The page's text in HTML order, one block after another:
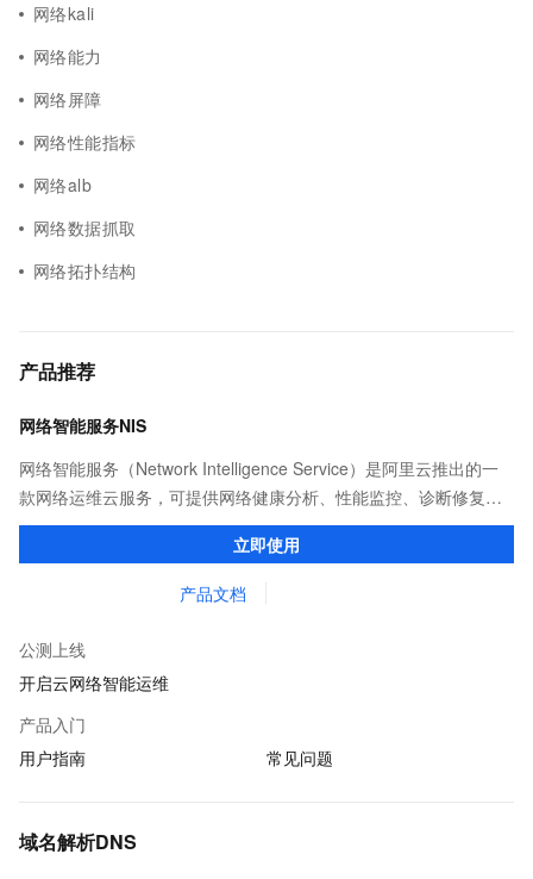
网络kali
网络能力
网络屏障
网络性能指标
网络alb
网络数据抓取
网络拓扑结构
产品推荐
网络智能服务NIS
网络智能服务（Network Intelligence Service）是阿里云推出的一
款网络运维云服务，可提供网络健康分析、性能监控、诊断修复、
流量分析等。通过集成专家经验、机器学习，方便用户自助运维。
立即使用
产品文档
公测上线
开启云网络智能运维
产品入门
用户指南
常见问题
域名解析DNS